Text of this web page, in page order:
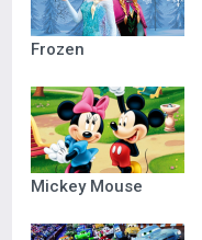
Frozen
Mickey Mouse